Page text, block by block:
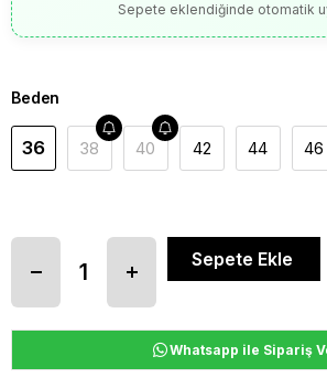
Sepete eklendiğinde otomatik
Beden
36 38 40 42 44 46
Whatsapp ile Sipariş